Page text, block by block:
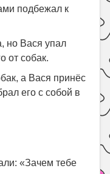
подбежал к
но Вася упал
от собак.
а Вася принёс
его с собой в
«Зачем тебе